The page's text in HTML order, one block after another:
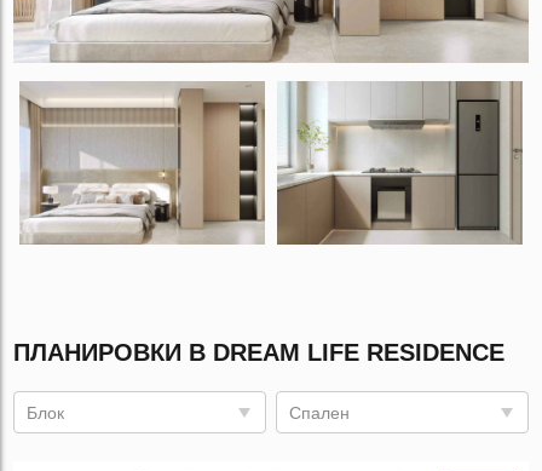
ПЛАНИРОВКИ В DREAM LIFE RESIDENCE
Блок Спален